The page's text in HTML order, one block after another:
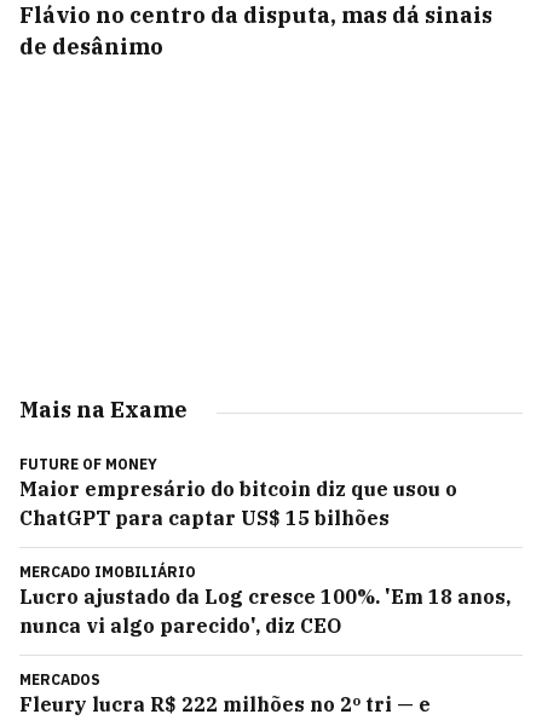
Flávio no centro da disputa, mas dá sinais
de desânimo
Mais na Exame
FUTURE OF MONEY
Maior empresário do bitcoin diz que usou o
ChatGPT para captar US$ 15 bilhões
MERCADO IMOBILIÁRIO
Lucro ajustado da Log cresce 100%. 'Em 18 anos,
nunca vi algo parecido', diz CEO
MERCADOS
Fleury lucra R$ 222 milhões no 2º tri — e